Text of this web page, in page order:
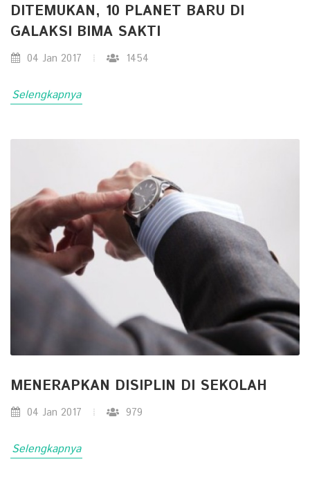
DITEMUKAN, 10 PLANET BARU DI
GALAKSI BIMA SAKTI
04 Jan 2017 1454
Selengkapnya
MENERAPKAN DISIPLIN DI SEKOLAH
04 Jan 2017 979
Selengkapnya